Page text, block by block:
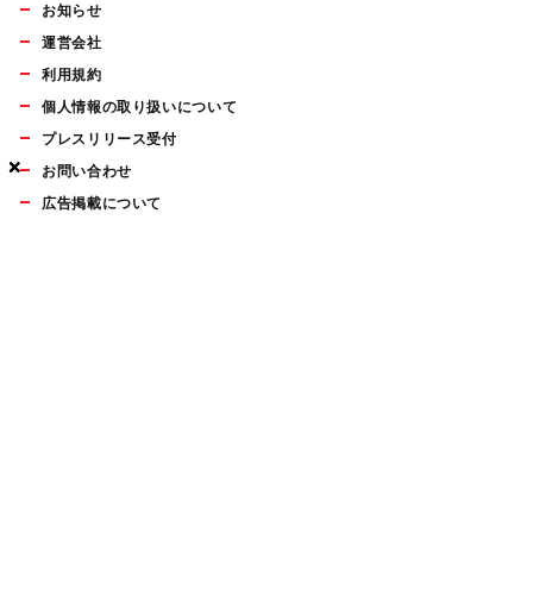
×
×
×
お知らせ
運営会社
利用規約
個人情報の取り扱いについて
プレスリリース受付
お問い合わせ
広告掲載について